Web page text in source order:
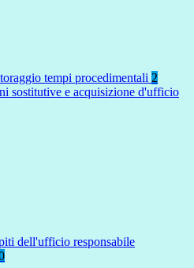
tempi procedimentali 2
sostitutive e acquisizione d'ufficio
dell'ufficio responsabile